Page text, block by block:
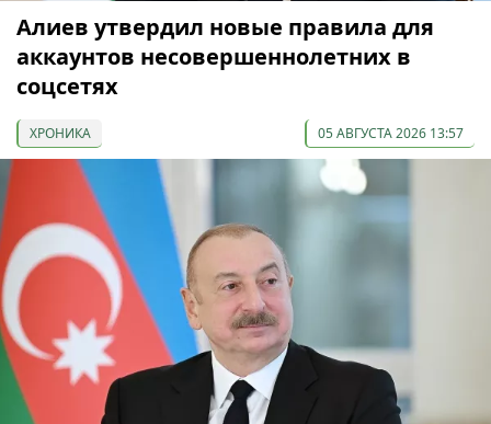
Алиев утвердил новые правила для
аккаунтов несовершеннолетних в
соцсетях
ХРОНИКА 05 АВГУСТА 2026 13:57